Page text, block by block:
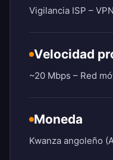
Vigilancia ISP –
Velocidad
~20 Mbps – Red
Moneda
Kwanza angoleño